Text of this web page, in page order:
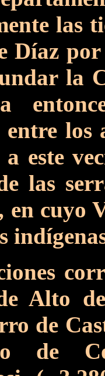
las
Díaz
la
entre los
a este
las
en cuyo
Alto
de
de